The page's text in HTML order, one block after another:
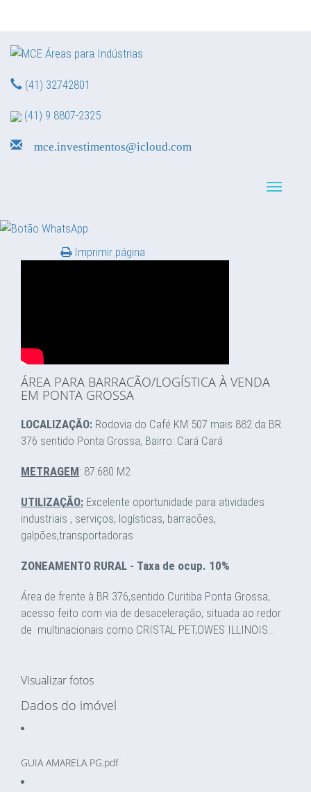
(41) 32742801
(41) 9 8807-2325
mce.investimentos@icloud.com
Navegação reduzida
Imprimir página
ÁREA PARA BARRACÃO/LOGÍSTICA À VENDA
EM PONTA GROSSA
LOCALIZAÇÃO: Rodovia do Café KM 507 mais 882 da BR
376 sentido Ponta Grossa, Bairro: Cará Cará
METRAGEM: 87.680 M2
UTILIZAÇÃO: Excelente oportunidade para atividades
industriais , serviços, logísticas, barracões,
galpões,transportadoras
ZONEAMENTO RURAL - Taxa de ocup. 10%
Área de frente à BR 376,sentido Curitiba Ponta Grossa,
acesso feito com via de desaceleração, situada ao redor
de multinacionais como CRISTAL PET,OWES ILLINOIS...
Visualizar fotos
Dados do imóvel
GUIA AMARELA PG.pdf